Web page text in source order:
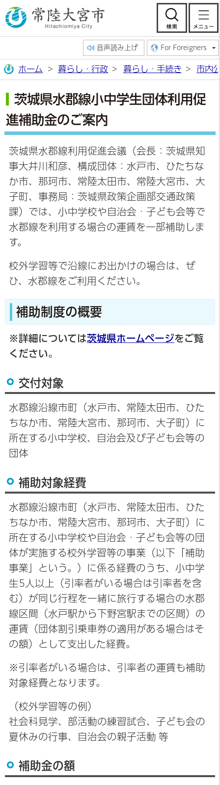
常陸大宮市公
検
音声読み上げ For Foreigners
ホーム 暮らし・行政 暮らし・手続き 市内
茨城県水郡線小中学生団体利用促
進補助金のご案内
茨城県水郡線利用促進会議（会長：茨城県知
事大井川和彦、構成団体：水戸市、ひたちな
か市、那珂市、常陸太田市、常陸大宮市、大
子町、事務局：茨城県政策企画部交通政策
課）では、小中学校や自治会・子ども会等で
水郡線を利用する場合の運賃を一部補助しま
す。
校外学習等で沿線にお出かけの場合は、ぜ
ひ、水郡線をご利用ください。
補助制度の概要
※詳細については茨城県ホームページをご覧
ください。
交付対象
水郡線沿線市町（水戸市、常陸太田市、ひた
ちなか市、常陸大宮市、那珂市、大子町）に
所在する小中学校、自治会及び子ども会等の
団体
補助対象経費
水郡線沿線市町（水戸市、常陸太田市、ひた
ちなか市、常陸大宮市、那珂市、大子町）に
所在する小中学校や自治会・子ども会等の団
体が実施する校外学習等の事業（以下「補助
事業」という。）に係る経費のうち、小中学
生5人以上（引率者がいる場合は引率者を含
む）が同じ行程を一緒に旅行する場合の水郡
線区間（水戸駅から下野宮駅までの区間）の
運賃（団体割引乗車券の適用がある場合はそ
の額）として支出した経費。
※引率者がいる場合は、引率者の運賃も補助
対象経費となります。
（校外学習等の例）
社会科見学、部活動の練習試合、子ども会の
夏休みの行事、自治会の親子活動 等
補助金の額